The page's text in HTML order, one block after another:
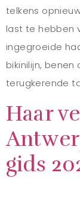
telkens
last te hebben
ingegroeide
bikinilijn,
terugkerende
Haar
gids